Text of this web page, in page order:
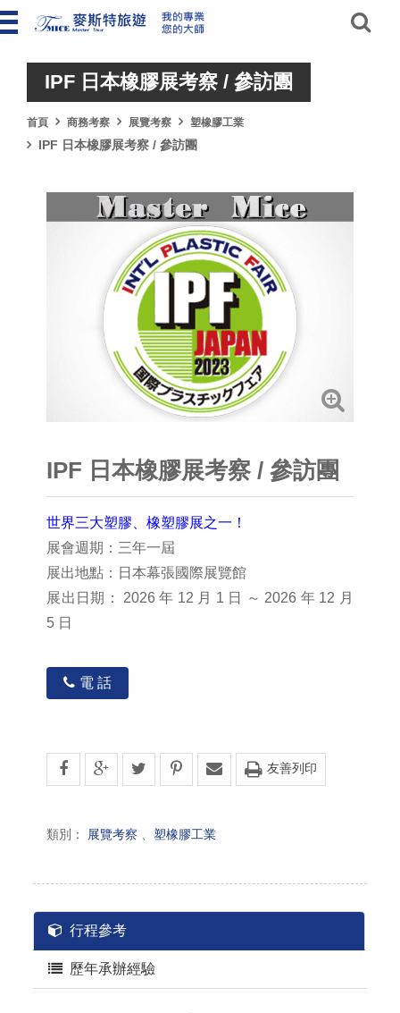
IPF 日本橡膠展考察 / 參訪團
首頁 商務考察 展覽考察 塑橡膠工業
IPF 日本橡膠展考察 / 參訪團
IPF 日本橡膠展考察 / 參訪團
世界三大塑膠、橡塑膠展之一！
展會週期：三年一屆
展出地點：日本幕張國際展覽館
展出日期： 2026 年 12 月 1 日 ～ 2026 年 12 月
5 日
電 話
友善列印
類別： 展覽考察 、 塑橡膠工業
行程參考
歷年承辦經驗